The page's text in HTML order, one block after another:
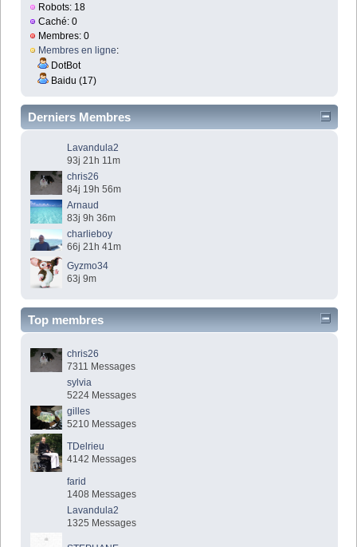
Robots: 18
Caché: 0
Membres: 0
Membres en ligne:
DotBot
Baidu (17)
Derniers Membres
Lavandula2
93j 21h 11m
chris26
84j 19h 56m
Arnaud
83j 9h 36m
charlieboy
66j 21h 41m
Gyzmo34
63j 9m
Top membres
chris26
7311 Messages
sylvia
5224 Messages
gilles
5210 Messages
TDelrieu
4142 Messages
farid
1408 Messages
Lavandula2
1325 Messages